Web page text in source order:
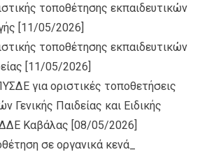
τοποθέτησης εκπαιδευτικών
[11/05/2026]
τοποθέτησης εκπαιδευτικών
[11/05/2026]
για οριστικές τοποθετήσεις
Γενικής Παιδείας και Ειδικής
Καβάλας [08/05/2026]
σε οργανικά κενά_